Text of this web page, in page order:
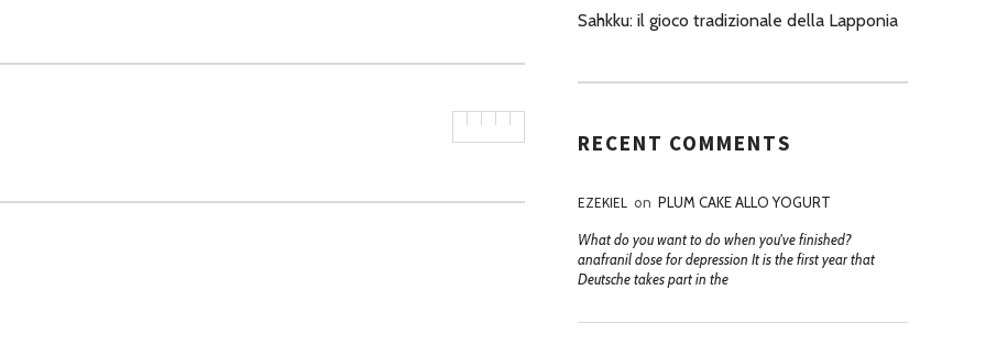
I
Sahkku: il gioco tradizionale della Lapponia
RECENT COMMENTS
EZEKIEL on PLUM CAKE ALLO YOGURT
What do you want to do when you've finished?
anafranil dose for depression It is the first year that
Deutsche takes part in the